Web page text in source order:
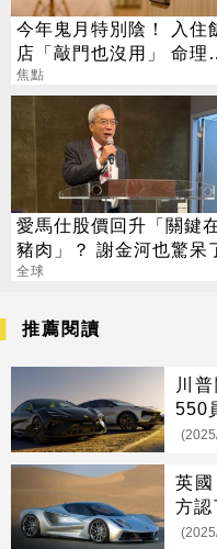
今年鬼月特別陰！ 入住
店「敲門也沒用」 命理
師曝正確步驟
焦點
愛馬仕股價回升「關鍵
豬肉」？ 謝金河也驚呆
全球
推薦閱讀
川
550
英
方認